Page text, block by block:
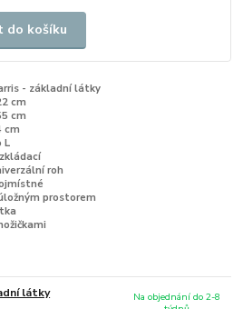
do košíku
- základní látky
cm
cm
cm
L
roh
prostorem
látky
Na objednání do 2-8